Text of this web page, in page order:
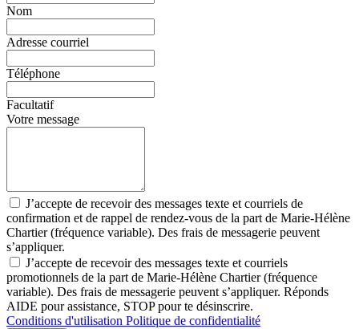
Nom
Adresse courriel
Téléphone
Facultatif
Votre message
J’accepte de recevoir des messages texte et courriels de
confirmation et de rappel de rendez-vous de la part de Marie-Hélène
Chartier (fréquence variable). Des frais de messagerie peuvent
s’appliquer.
J’accepte de recevoir des messages texte et courriels
promotionnels de la part de Marie-Hélène Chartier (fréquence
variable). Des frais de messagerie peuvent s’appliquer. Réponds
AIDE pour assistance, STOP pour te désinscrire.
Conditions d'utilisation Politique de confidentialité